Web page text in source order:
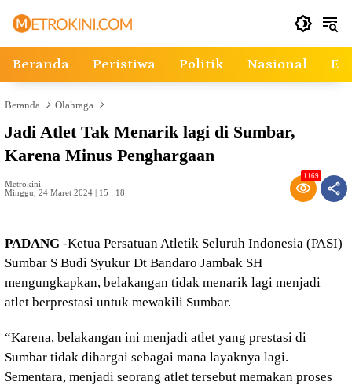
Beranda Peristiwa Politik Nasional
Beranda Olahraga
Jadi Atlet Tak Menarik lagi di Sumbar,
Karena Minus Penghargaan
Metrokini
Minggu, 24 Maret 2024 | 15 : 18
1169
PADANG -Ketua Persatuan Atletik Seluruh Indonesia (PASI)
Sumbar S Budi Syukur Dt Bandaro Jambak SH
mengungkapkan, belakangan tidak menarik lagi menjadi
atlet berprestasi untuk mewakili Sumbar.
“Karena, belakangan ini menjadi atlet yang prestasi di
Sumbar tidak dihargai sebagai mana layaknya lagi.
Sementara, menjadi seorang atlet tersebut memakan proses